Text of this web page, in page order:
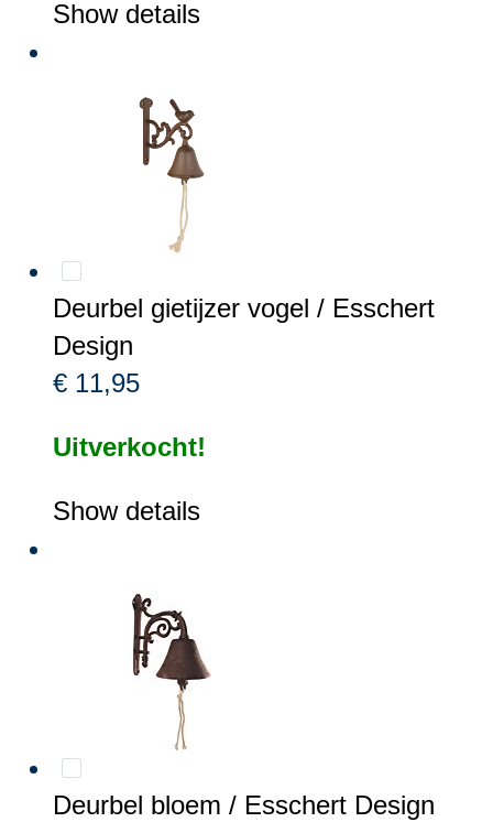
Show details
Deurbel gietijzer vogel / Esschert
Design
€ 11,95
Uitverkocht!
Show details
Deurbel bloem / Esschert Design